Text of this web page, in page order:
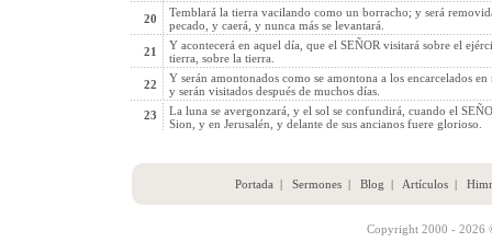
20
Temblará la tierra vacilando como un borracho; y será
pecado, y caerá, y nunca más se levantará.
21
Y acontecerá en aquel día, que el SEÑOR visitará sobre el
tierra, sobre la tierra.
22
Y serán amontonados como se amontona a los encarcelados
y serán visitados después de muchos días.
23
La luna se avergonzará, y el sol se confundirá, cuando el
Sion, y en Jerusalén, y delante de sus ancianos fuere glorioso.
Portada | Sermones| Blog | Artículos|
Copyright 2000 - 2026